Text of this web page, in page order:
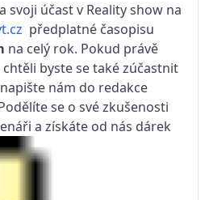
svoji účast v Reality show na
předplatné časopisu
na celý rok. Pokud právě
byste se také zúčastnit
nám do redakce
se o své zkušenosti
a získáte od nás dárek